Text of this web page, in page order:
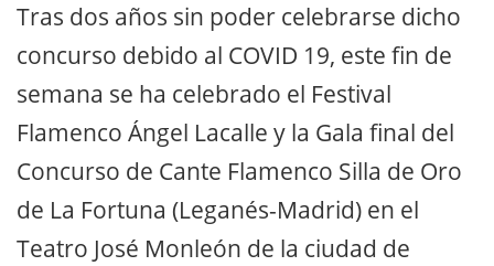
Tras dos años sin poder celebrarse dicho
concurso debido al COVID 19, este fin de
semana se ha celebrado el Festival
Flamenco Ángel Lacalle y la Gala final del
Concurso de Cante Flamenco Silla de Oro
de La Fortuna (Leganés-Madrid) en el
Teatro José Monleón de la ciudad de